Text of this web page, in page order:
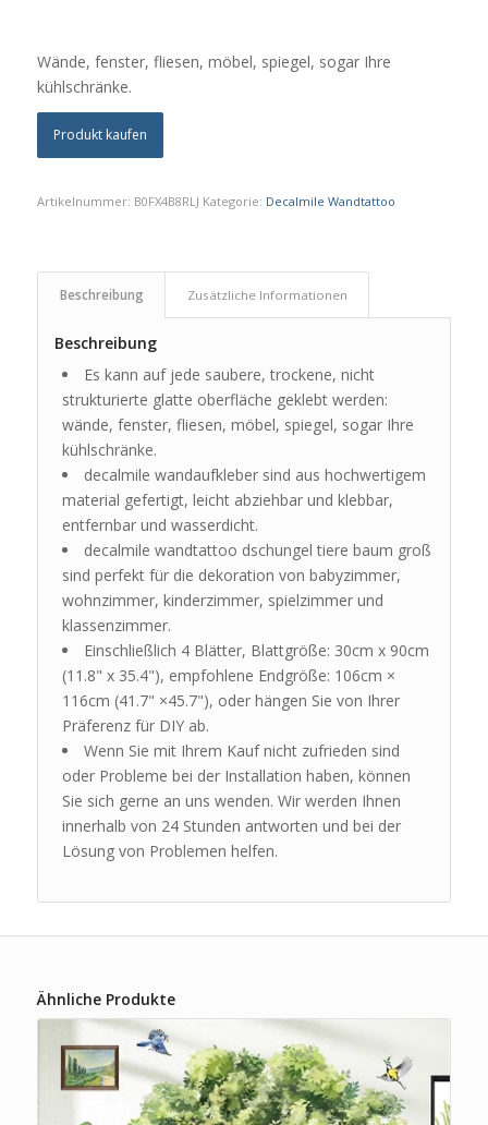
Wände, fenster, fliesen, möbel, spiegel, sogar Ihre
kühlschränke.
Produkt kaufen
Artikelnummer: B0FX4B8RLJ Kategorie: Decalmile Wandtattoo
Beschreibung Zusätzliche Informationen
Beschreibung
Es kann auf jede saubere, trockene, nicht
strukturierte glatte oberfläche geklebt werden:
wände, fenster, fliesen, möbel, spiegel, sogar Ihre
kühlschränke.
decalmile wandaufkleber sind aus hochwertigem
material gefertigt, leicht abziehbar und klebbar,
entfernbar und wasserdicht.
decalmile wandtattoo dschungel tiere baum groß
sind perfekt für die dekoration von babyzimmer,
wohnzimmer, kinderzimmer, spielzimmer und
klassenzimmer.
Einschließlich 4 Blätter, Blattgröße: 30cm x 90cm
(11.8" x 35.4"), empfohlene Endgröße: 106cm ×
116cm (41.7" ×45.7"), oder hängen Sie von Ihrer
Präferenz für DIY ab.
Wenn Sie mit Ihrem Kauf nicht zufrieden sind
oder Probleme bei der Installation haben, können
Sie sich gerne an uns wenden. Wir werden Ihnen
innerhalb von 24 Stunden antworten und bei der
Lösung von Problemen helfen.
Ähnliche Produkte